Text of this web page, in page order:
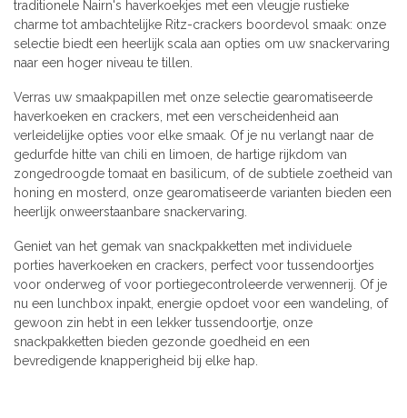
traditionele Nairn's haverkoekjes met een vleugje rustieke
charme tot ambachtelijke Ritz-crackers boordevol smaak: onze
selectie biedt een heerlijk scala aan opties om uw snackervaring
naar een hoger niveau te tillen.
Verras uw smaakpapillen met onze selectie gearomatiseerde
haverkoeken en crackers, met een verscheidenheid aan
verleidelijke opties voor elke smaak. Of je nu verlangt naar de
gedurfde hitte van chili en limoen, de hartige rijkdom van
zongedroogde tomaat en basilicum, of de subtiele zoetheid van
honing en mosterd, onze gearomatiseerde varianten bieden een
heerlijk onweerstaanbare snackervaring.
Geniet van het gemak van snackpakketten met individuele
porties haverkoeken en crackers, perfect voor tussendoortjes
voor onderweg of voor portiegecontroleerde verwennerij. Of je
nu een lunchbox inpakt, energie opdoet voor een wandeling, of
gewoon zin hebt in een lekker tussendoortje, onze
snackpakketten bieden gezonde goedheid en een
bevredigende knapperigheid bij elke hap.